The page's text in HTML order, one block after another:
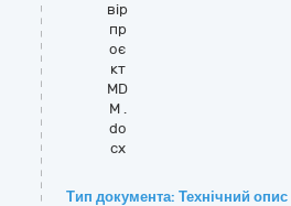
вір
пр
оє
кт
MD
M .
do
cx
Тип документа: Технічний опис